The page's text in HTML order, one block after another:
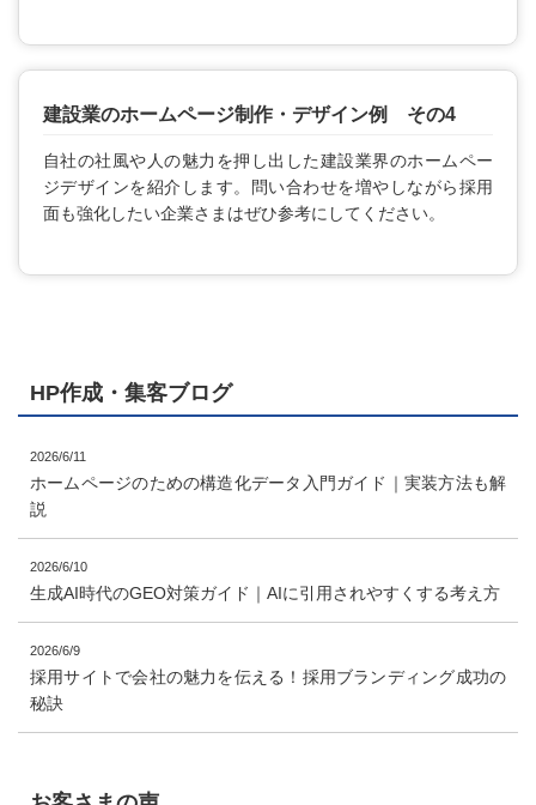
建設業のホームページ制作・デザイン例 その4
自社の社風や人の魅力を押し出した建設業界のホームペー
ジデザインを紹介します。問い合わせを増やしながら採用
面も強化したい企業さまはぜひ参考にしてください。
HP作成・集客ブログ
2026/6/11
ホームページのための構造化データ入門ガイド｜実装方法も解
説
2026/6/10
生成AI時代のGEO対策ガイド｜AIに引用されやすくする考え方
2026/6/9
採用サイトで会社の魅力を伝える！採用ブランディング成功の
秘訣